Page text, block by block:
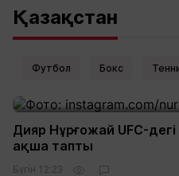
Қазақстан
Футбол Бокс
Дияр Нұрғожай UFC-
ақша тапты
Бүгін 12:23